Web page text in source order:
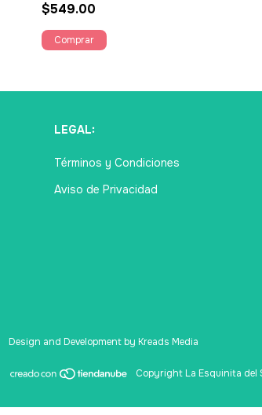
$549.00
LEGAL:
Términos y Condiciones
Aviso de Privacidad
Design and Development by Kreads Media
Copyright La Esquinita del